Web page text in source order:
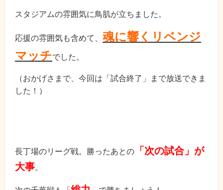
スタジアムの雰囲気に鳥肌が立ちました。
応援の雰囲気も含めて、 魂に響くリベンジ
マッチでした。
（おかげさまで、今回は「試合終了」まで放送できま
した！）
長丁場のリーグ戦。勝ったあとの 「次の試合」が
大事。